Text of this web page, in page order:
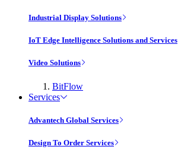
Industrial Display Solutions
IoT Edge Intelligence Solutions and Services
Video Solutions
BitFlow
Services
Advantech Global Services
Design To Order Services